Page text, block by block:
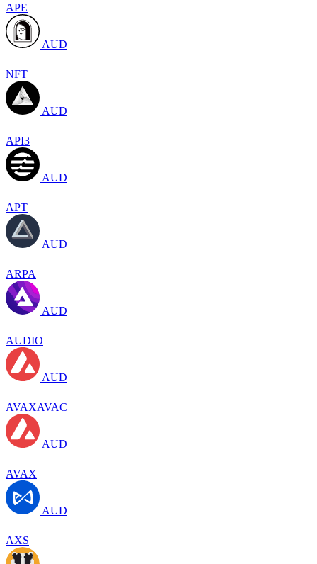
APE
AUD
NFT
AUD
API3
AUD
APT
AUD
ARPA
AUD
AUDIO
AUD
AVAXAVAC
AUD
AVAX
AUD
AXS